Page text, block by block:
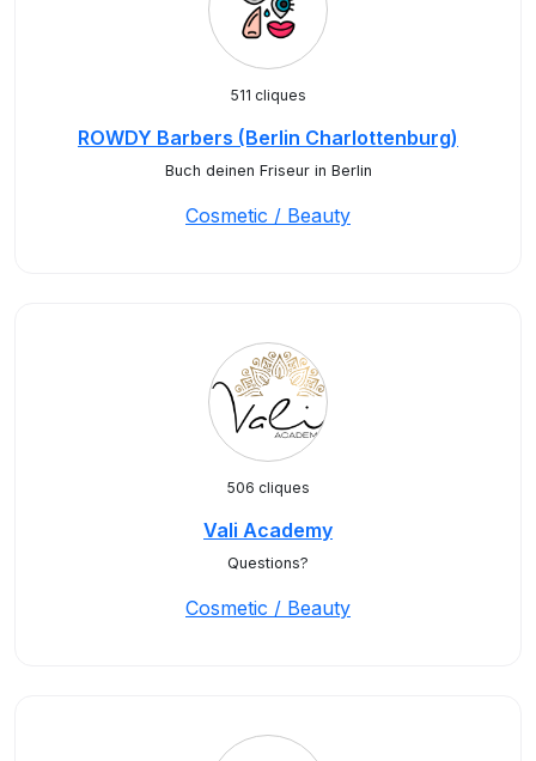
511 cliques
ROWDY Barbers (Berlin Charlottenburg)
Buch deinen Friseur in Berlin
Cosmetic / Beauty
506 cliques
Vali Academy
Questions?
Cosmetic / Beauty